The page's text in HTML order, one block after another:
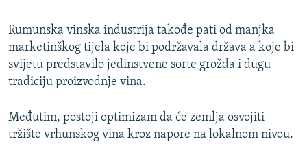
Rumunska vinska industrija takođe pati od manjka
marketinškog tijela koje bi podržavala država a koje bi
svijetu predstavilo jedinstvene sorte grožđa i dugu
tradiciju proizvodnje vina.
Međutim, postoji optimizam da će zemlja osvojiti
tržište vrhunskog vina kroz napore na lokalnom nivou.